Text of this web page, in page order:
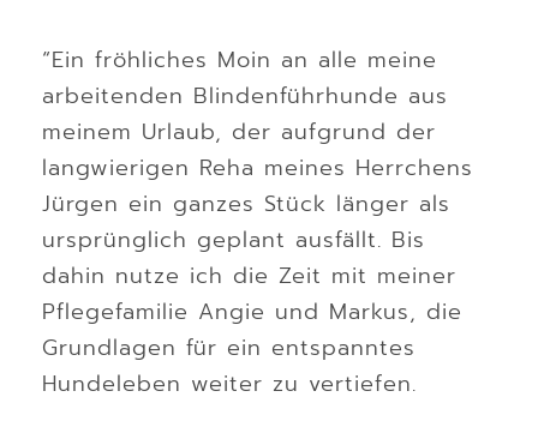
“Ein fröhliches Moin an alle meine
arbeitenden Blindenführhunde aus
meinem Urlaub, der aufgrund der
langwierigen Reha meines Herrchens
Jürgen ein ganzes Stück länger als
ursprünglich geplant ausfällt. Bis
dahin nutze ich die Zeit mit meiner
Pflegefamilie Angie und Markus, die
Grundlagen für ein entspanntes
Hundeleben weiter zu vertiefen.